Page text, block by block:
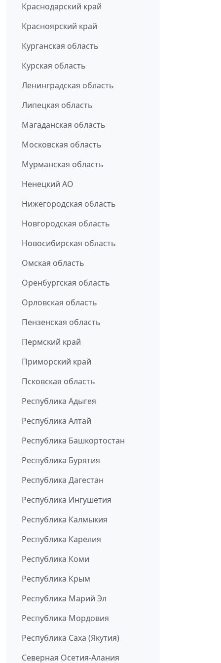
Краснодарский край
Красноярский край
Курганская область
Курская область
Ленинградская область
Липецкая область
Магаданская область
Московская область
Мурманская область
Ненецкий АО
Нижегородская область
Новгородская область
Новосибирская область
Омская область
Оренбургская область
Орловская область
Пензенская область
Пермский край
Приморский край
Псковская область
Республика Адыгея
Республика Алтай
Республика Башкортостан
Республика Бурятия
Республика Дагестан
Республика Ингушетия
Республика Калмыкия
Республика Карелия
Республика Коми
Республика Крым
Республика Марий Эл
Республика Мордовия
Республика Саха (Якутия)
Северная Осетия-Алания